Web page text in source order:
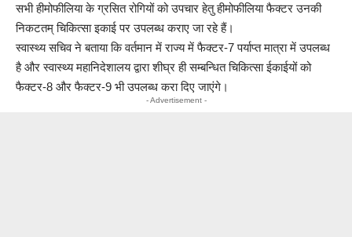
सभी हीमोफीलिया के ग्रसित रोगियों को उपचार हेतु हीमोफीलिया फैक्टर उनकी
निकटतम् चिकित्सा इकाई पर उपलब्ध कराए जा रहे हैं।
स्वास्थ्य सचिव ने बताया कि वर्तमान में राज्य में फैक्टर-7 पर्याप्त मात्रा में उपलब्ध
है और स्वास्थ्य महानिदेशालय द्वारा शीघ्र ही सम्बन्धित चिकित्सा ईकाईयों को
फैक्टर-8 और फैक्टर-9 भी उपलब्ध करा दिए जाएंगे।
- Advertisement -